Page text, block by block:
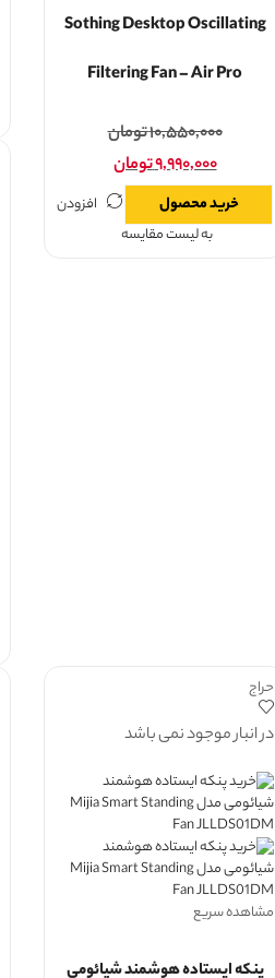
Sothing Desktop Oscillating
Filtering Fan – Air Pro
۱۰,۵۵۰,۰۰۰تومان
۹,۹۹۰,۰۰۰تومان
خرید محصول
افزودن
به لیست مقایسه
حراج
در انبار موجود نمی باشد
مشاهده سریع
پنکه ایستاده هوشمند شیائومی